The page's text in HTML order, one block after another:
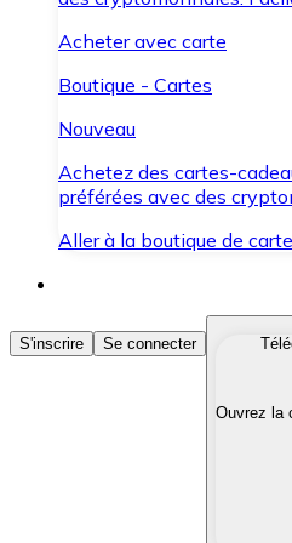
Acheter avec carte
Boutique - Cartes
Nouveau
Achetez des cartes-
préférées avec des
Aller à la boutique de
Acheter des
Achetez les
Convertissez vos
S'inscrire Se connecter
Ouvrez la